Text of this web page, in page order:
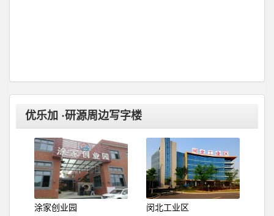
优乐加 ·研源周边写字楼
涂家创业园 闵北工业区